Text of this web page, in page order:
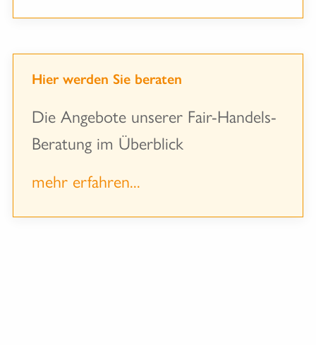
Hier werden Sie beraten
Die Angebote unserer Fair-Handels-
Beratung im Überblick
mehr erfahren...